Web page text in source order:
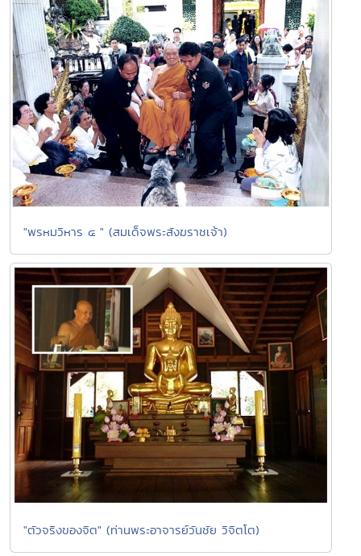
"พรหมวิหาร ๔ " (สมเด็จพระสังฆราชเจ้า)
"ตัวจริงของจิต" (ท่านพระอาจารย์วันชัย วิจิตโต)